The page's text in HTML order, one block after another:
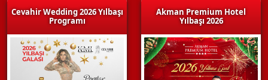
Cevahir Wedding 2026 Yılbaşı
Programı
Akman Premium Hotel
Yılbaşı 2026